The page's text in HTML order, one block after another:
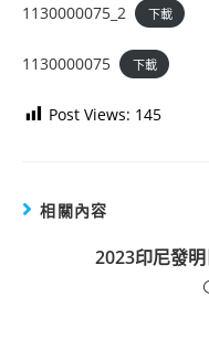
1130000075_2 下載
1130000075 下載
Post Views: 145
相關內容
2023印尼發